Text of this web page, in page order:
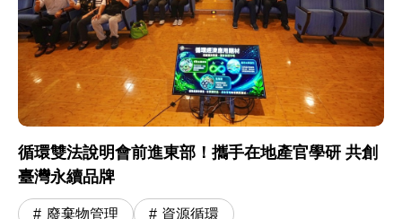
循環雙法說明會前進東部！攜手在地產官學研 共創
臺灣永續品牌
廢棄物管理 資源循環